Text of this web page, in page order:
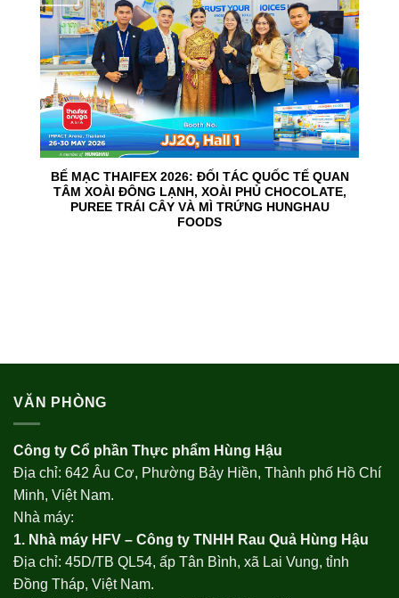
BẾ MẠC THAIFEX 2026: ĐỐI TÁC QUỐC TẾ QUAN
TÂM XOÀI ĐÔNG LẠNH, XOÀI PHỦ CHOCOLATE,
PUREE TRÁI CÂY VÀ MÌ TRỨNG HUNGHAU
FOODS
VĂN PHÒNG
Công ty Cổ phần Thực phẩm Hùng Hậu
Địa chỉ: 642 Âu Cơ, Phường Bảy Hiền, Thành phố Hồ Chí
Minh, Việt Nam.
Nhà máy:
1. Nhà máy HFV – Công ty TNHH Rau Quả Hùng Hậu
Địa chỉ: 45D/TB QL54, ấp Tân Bình, xã Lai Vung, tỉnh
Đồng Tháp, Việt Nam.